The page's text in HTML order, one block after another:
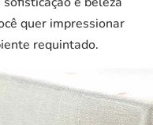
quer impressionar
requintado.